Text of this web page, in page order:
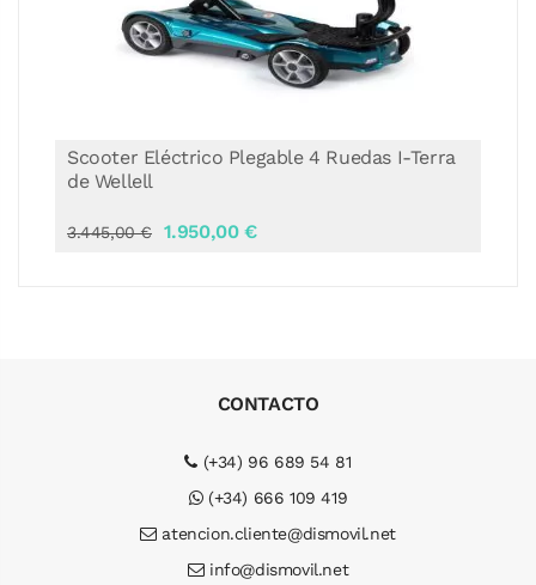
Scooter Eléctrico Plegable 4 Ruedas I-Terra
de Wellell
3.445,00 € 1.950,00 €
CONTACTO
(+34) 96 689 54 81
(+34) 666 109 419
atencion.cliente@dismovil.net
info@dismovil.net